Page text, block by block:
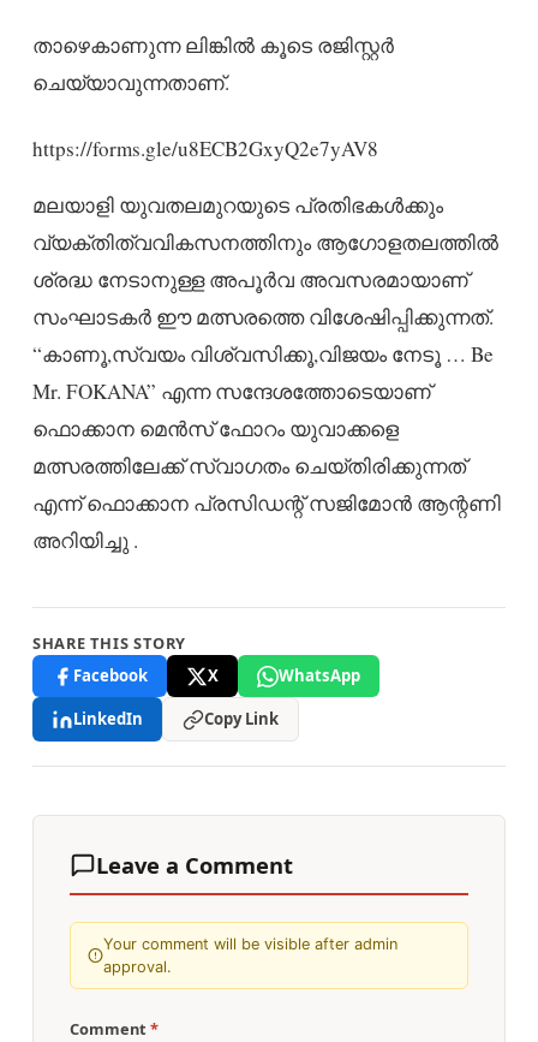
താഴെകാണുന്ന ലിങ്കിൽ കൂടെ രജിസ്റ്റർ
ചെയ്യാവുന്നതാണ്.
https://forms.gle/u8ECB2GxyQ2e7yAV8
മലയാളി യുവതലമുറയുടെ പ്രതിഭകൾക്കും
വ്യക്തിത്വവികസനത്തിനും ആഗോളതലത്തിൽ
ശ്രദ്ധ നേടാനുള്ള അപൂർവ അവസരമായാണ്
സംഘാടകർ ഈ മത്സരത്തെ വിശേഷിപ്പിക്കുന്നത്.
“കാണൂ,സ്വയം വിശ്വസിക്കൂ,വിജയം നേടൂ … Be
Mr. FOKANA” എന്ന സന്ദേശത്തോടെയാണ്
ഫൊക്കാന മെൻസ് ഫോറം യുവാക്കളെ
മത്സരത്തിലേക്ക് സ്വാഗതം ചെയ്തിരിക്കുന്നത്
എന്ന് ഫൊക്കാന പ്രസിഡന്റ് സജിമോൻ ആന്റണി
അറിയിച്ചു .
SHARE THIS STORY
Facebook
X
WhatsApp
LinkedIn
Copy Link
Leave a Comment
Your comment will be visible after admin
approval.
Comment *